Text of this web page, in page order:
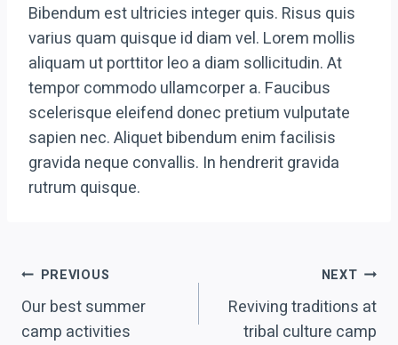
Bibendum est ultricies integer quis. Risus quis
varius quam quisque id diam vel. Lorem mollis
aliquam ut porttitor leo a diam sollicitudin. At
tempor commodo ullamcorper a. Faucibus
scelerisque eleifend donec pretium vulputate
sapien nec. Aliquet bibendum enim facilisis
gravida neque convallis. In hendrerit gravida
rutrum quisque.
Post
navigation
PREVIOUS
Our best summer
camp activities
NEXT
Reviving traditions at
tribal culture camp